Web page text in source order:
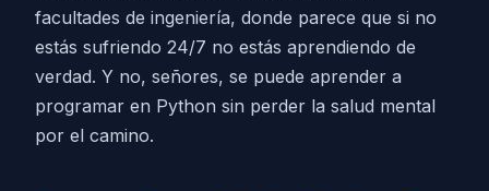
facultades de ingeniería, donde parece que si no
estás sufriendo 24/7 no estás aprendiendo de
verdad. Y no, señores, se puede aprender a
programar en Python sin perder la salud mental
por el camino.